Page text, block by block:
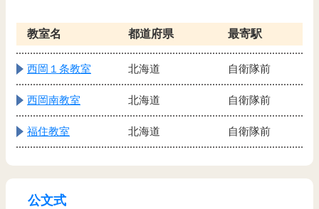
教室名 都道府県 最寄駅
西岡１条教室 北海道 自衛隊前
西岡南教室 北海道 自衛隊前
福住教室 北海道 自衛隊前
公文式